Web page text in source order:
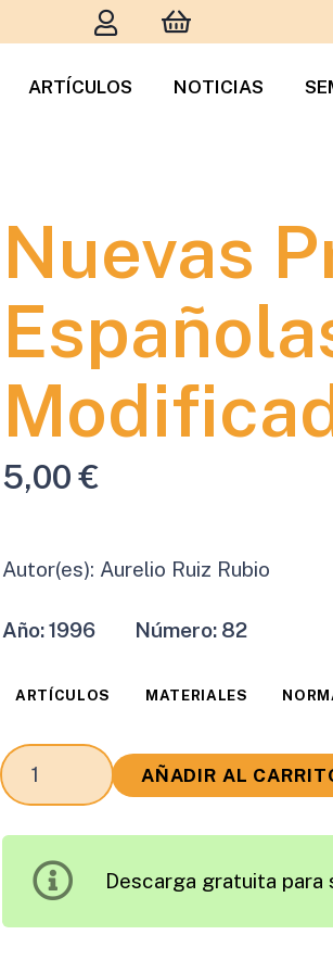
ARTÍCULOS NOTICIAS
Nuevas
5,00€
Autor(es): Aurelio Ruiz Rubio
Año:1996 Número: 82
ARTÍCULOS MATERIALES
Nuevas
Prescripciones
Ligantes
AÑADIR AL
Descarga gratuita para